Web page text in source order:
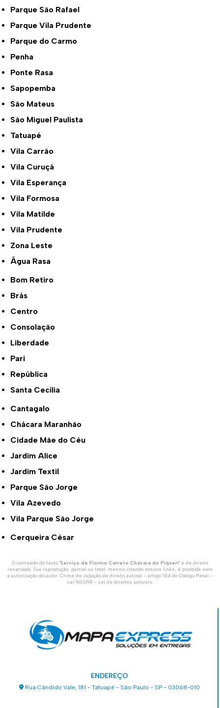
Parque São Rafael
Parque Vila Prudente
Parque do Carmo
Penha
Ponte Rasa
Sapopemba
São Mateus
São Miguel Paulista
Tatuapé
Vila Carrão
Vila Curuçá
Vila Esperança
Vila Formosa
Vila Matilde
Vila Prudente
Zona Leste
Água Rasa
Bom Retiro
Brás
Centro
Consolação
Liberdade
Pari
República
Santa Cecília
Cantagalo
Chácara Maranhão
Cidade Mãe do Céu
Jardim Alice
Jardim Textil
Parque São Jorge
Vila Azevedo
Vila Parque São Jorge
Cerqueira César
O conteúdo do texto "Serviço de Fiorino Carreto Chácara do Piqueri" é de direito
reservado. Sua reprodução, parcial ou total, mesmo citando nossos links, é proibida sem
a autorização do autor. Crime de violação de direito autoral – artigo 184 do Código Penal –
Lei 9610/98 - Lei de direitos autorais.
ENDEREÇO
Rua Cândido Vale, 181 - Tatuapé - São Paulo - SP - 03068-010